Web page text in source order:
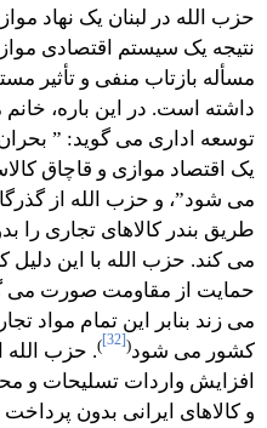
حزب الله در لبنان یک نهاد
نتیجه یک سیستم اقتصادی
مسأله بازتاب منفی و تأثیر
داشته است. در این باره،
توسعه اداری می گوید: ”
یک اقتصاد موازی و قاچاق
می شود”، و حزب الله از
طریق بندر کالاهای تجاری را
می کند. حزب الله با این دلیل
حمایت از مقاومت صورت می
می زند بنابر این تمام مواد
کشور می شود(
[32]
). حزب الله
افزایش واردات تسلیحات و
و کالاهای ایرانی بدون